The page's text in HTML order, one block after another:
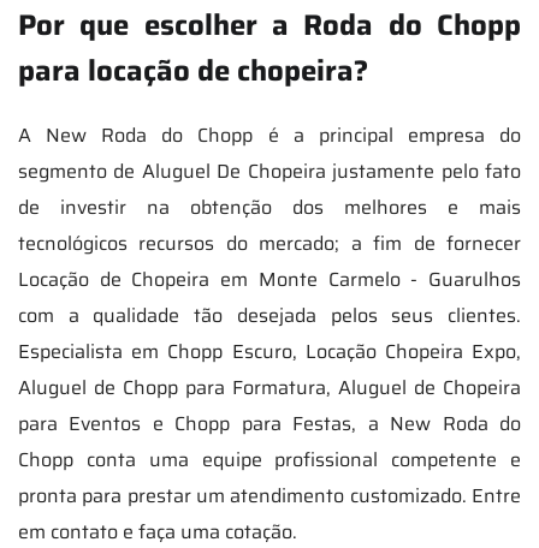
Por que escolher a Roda do Chopp
para locação de chopeira?
A New Roda do Chopp é a principal empresa do
segmento de Aluguel De Chopeira justamente pelo fato
de investir na obtenção dos melhores e mais
tecnológicos recursos do mercado; a fim de fornecer
Locação de Chopeira em Monte Carmelo - Guarulhos
com a qualidade tão desejada pelos seus clientes.
Especialista em Chopp Escuro, Locação Chopeira Expo,
Aluguel de Chopp para Formatura, Aluguel de Chopeira
para Eventos e Chopp para Festas, a New Roda do
Chopp conta uma equipe profissional competente e
pronta para prestar um atendimento customizado. Entre
em contato e faça uma cotação.